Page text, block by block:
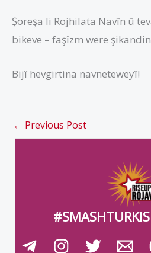
Şoreşa li Rojhilata Navîn û
bikeve – faşîzm were
Bijî hevgirtina navneteweyî!
← Previous Post